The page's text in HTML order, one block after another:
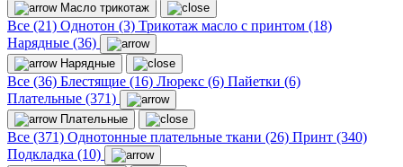
Масло трикотаж
Все (21) Однотон (3) Трикотаж масло с принтом (18)
Нарядные (36)
Нарядные
Все (36) Блестящие (16) Люрекс (6) Пайетки (6)
Плательные (371)
Плательные
Все (371) Однотонные плательные ткани (26) Принт (340)
Подкладка (10)